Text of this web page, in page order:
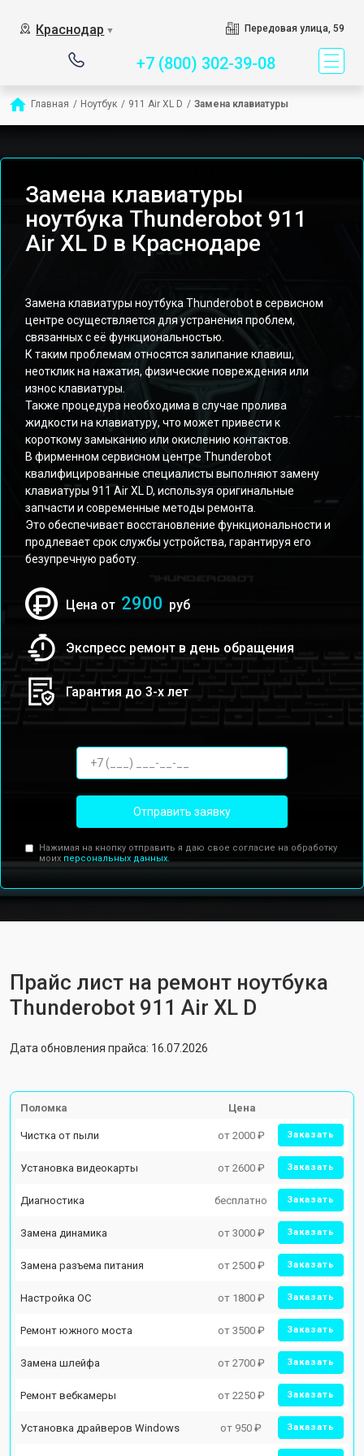
Краснодар ▼ Передовая улица, 59
+7 (800) 302-39-08
Главная / Ноутбук / 911 Air XL D / Замена клавиатуры
Замена клавиатуры
ноутбука Thunderobot 911
Air XL D в Краснодаре
Замена клавиатуры ноутбука Thunderobot в сервисном
центре осуществляется для устранения проблем,
связанных с её функциональностью.
К таким проблемам относятся залипание клавиш,
неотклик на нажатия, физические повреждения или
износ клавиатуры.
Также процедура необходима в случае пролива
жидкости на клавиатуру, что может привести к
короткому замыканию или окислению контактов.
В фирменном сервисном центре Thunderobot
квалифицированные специалисты выполняют замену
клавиатуры 911 Air XL D, используя оригинальные
запчасти и современные методы ремонта.
Это обеспечивает восстановление функциональности и
продлевает срок службы устройства, гарантируя его
безупречную работу.
Цена от 2900 руб
Экспресс ремонт в день обращения
Гарантия до 3-х лет
Отправить заявку
Нажимая на кнопку отправить я даю свое согласие на обработку
моих персональных данных.
Прайс лист на ремонт ноутбука
Thunderobot 911 Air XL D
Дата обновления прайса: 16.07.2026
Поломка Цена
Чистка от пыли от 2000 ₽ Заказать
Установка видеокарты от 2600 ₽ Заказать
Диагностика бесплатно Заказать
Замена динамика от 3000 ₽ Заказать
Замена разъема питания от 2500 ₽ Заказать
Настройка ОС от 1800 ₽ Заказать
Ремонт южного моста от 3500 ₽ Заказать
Замена шлейфа от 2700 ₽ Заказать
Ремонт вебкамеры от 2250 ₽ Заказать
Установка драйверов Windows от 950 ₽ Заказать